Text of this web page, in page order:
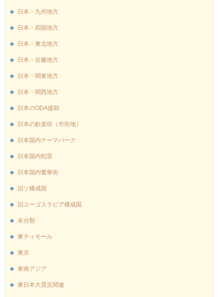
日本・九州地方
日本・四国地方
日本・東北地方
日本・近畿地方
日本・関東地方
日本・関西地方
日本のODA援助
日本の歓楽街（市街地）
日本国内テーマパーク
日本国内犯罪
日本国内繁華街
旧ソ構成国
旧ユーゴスラビア構成国
未分類
東ティモール
東京
東南アジア
東日本大震災関連